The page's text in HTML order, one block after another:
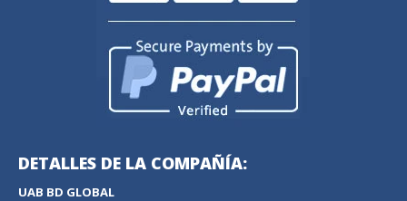
DETALLES DE LA COMPAÑÍA:
UAB BD GLOBAL